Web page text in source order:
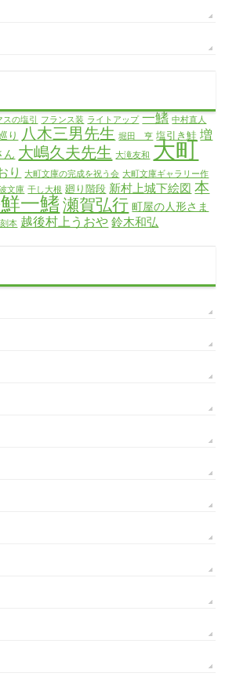
の塩引 フランス装 ライトアップ 一鰭 中村直人
り 八木三男先生 堀田 亨 塩引き鮭 増
ん 大嶋久夫先生 大滝友和 大町
り 大町文庫の完成を祝う会 大町文庫ギャラリー作
文庫 干し大根 廻り階段 新村上城下絵図 本
一鰭瀬賀弘行 町屋の人形さま
本 越後村上うおや 鈴木和弘